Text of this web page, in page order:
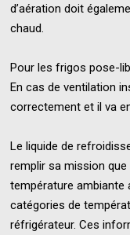
d’aération doit
chaud.
Pour les frigos pose-
En cas de ventilation
correctement et il va
Le liquide de
remplir sa mission
température ambiante
catégories de
réfrigérateur. Ces